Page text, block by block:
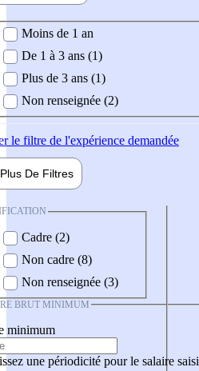
demandée
Moins de 1 an
De 1 à 3 ans (1)
Plus de 3 ans (1)
Non renseignée (2)
le filtre de l'expérience demandée
Plus De Filtres
Cadre (2)
Non cadre (8)
Non renseignée (3)
BRUT MINIMUM
minimum
une périodicité pour le salaire saisi